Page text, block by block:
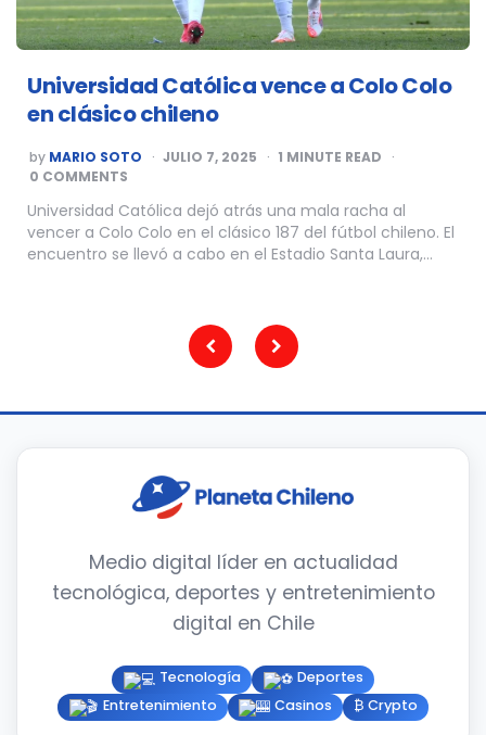
Universidad Católica vence a Colo Colo
en clásico chileno
POSTED
BY
by MARIO SOTO JULIO 7, 2025 1 MINUTE READ
0 COMMENTS
Universidad Católica dejó atrás una mala racha al
vencer a Colo Colo en el clásico 187 del fútbol chileno. El
encuentro se llevó a cabo en el Estadio Santa Laura,…
Medio digital líder en actualidad
tecnológica, deportes y entretenimiento
digital en Chile
Tecnología
Deportes
Entretenimiento
Casinos ₿ Crypto